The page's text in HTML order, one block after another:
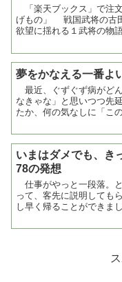
「楽天ブックス」で注
げもの」 戦国武将の古田織部中心の物語。武功と茶の湯の世界の
欲望に揺れる１武将の物
夢をかなえる一番よ
最近、ぐずぐず病がど
なきゃな」と思いつつ先
たか、何の気なしに「こ
いまはダメでも、き
78の発想
仕事がやっと一段落。
って、客先に説明して
し早く帰ることができま